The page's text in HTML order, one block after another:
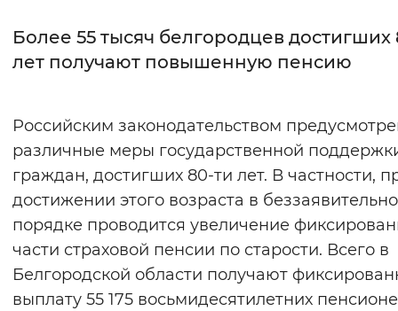
Без засечек С засечками
Нормальный Увеличенный
Цвет сайта
Монохромный Инверсивный
Синий фон
Изображения
Более 55 тысяч белгородцев достигших
лет получают повышенную пенсию
Российским законодательством
различные меры государственной
граждан, достигших 80-ти лет. В частности,
достижении этого возраста в
порядке проводится увеличение
части страховой пенсии по старости. Всего в
Белгородской области получают
выплату 55 175 восьмидесятилетних